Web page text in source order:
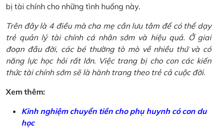
bị tài chính cho những tình huống này.
Trên đây là 4 điều mà cha mẹ cần lưu tâm để có thể dạy
trẻ quản lý tài chính cá nhân sớm và hiệu quả. Ở giai
đoạn đầu đời, các bé thường tò mò về nhiều thứ và có
năng lực học hỏi rất lớn. Việc trang bị cho con các kiến
thức tài chính sớm sẽ là hành trang theo trẻ cả cuộc đời.
Xem thêm:
Kinh nghiệm chuyển tiền cho phụ huynh có con du
học